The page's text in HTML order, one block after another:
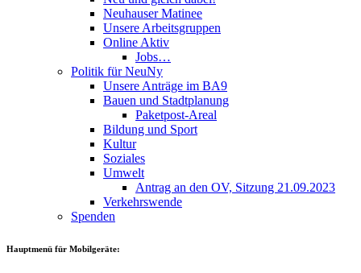
Neuhauser Matinee
Unsere Arbeitsgruppen
Online Aktiv
Jobs…
Politik für NeuNy
Unsere Anträge im BA9
Bauen und Stadtplanung
Paketpost-Areal
Bildung und Sport
Kultur
Soziales
Umwelt
Antrag an den OV, Sitzung 21.09.2023
Verkehrswende
Spenden
Hauptmenü für Mobilgeräte: